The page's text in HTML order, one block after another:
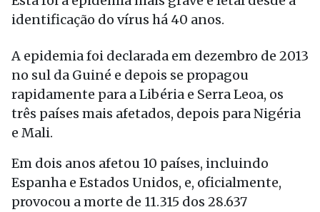
identificação do vírus há 40 anos.
A epidemia foi declarada em dezembro de 2013
no sul da Guiné e depois se propagou
rapidamente para a Libéria e Serra Leoa, os
três países mais afetados, depois para Nigéria
e Mali.
Em dois anos afetou 10 países, incluindo
Espanha e Estados Unidos, e, oficialmente,
provocou a morte de 11.315 dos 28.637